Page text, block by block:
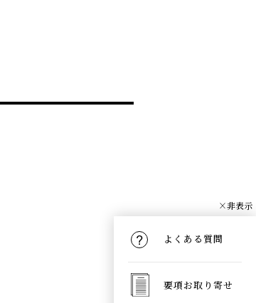
よくある質問
要項お取り寄せ
×非表示